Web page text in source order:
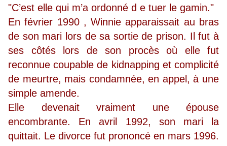
"C’est elle qui m’a ordonné d e tuer le gamin."
En février 1990 , Winnie apparaissait au bras
de son mari lors de sa sortie de prison. Il fut à
ses côtés lors de son procès où elle fut
reconnue coupable de kidnapping et complicité
de meurtre, mais condamnée, en appel, à une
simple amende.
Elle devenait vraiment une épouse
encombrante. En avril 1992, son mari la
quittait. Le divorce fut prononcé en mars 1996.